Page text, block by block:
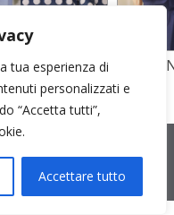
tua esperienza di
personalizzati e
“Accetta tutti”,
Accettare tutto
E POPELINE
GARZA
Via Emilia 8, 20881
degli Abruzzi 7/A, 20871
/ P.IVA IT10810090968 |